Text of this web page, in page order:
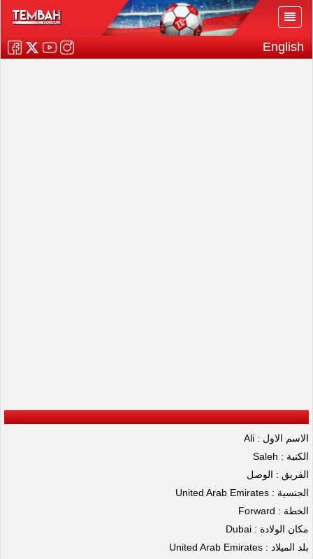
English
الاسم الاول : Ali
الكنية : Saleh
الفريق : الوصل
الجنسية : United Arab Emirates
الخطة : Forward
مكان الولادة : Dubai
بلد الميلاد : United Arab Emirates